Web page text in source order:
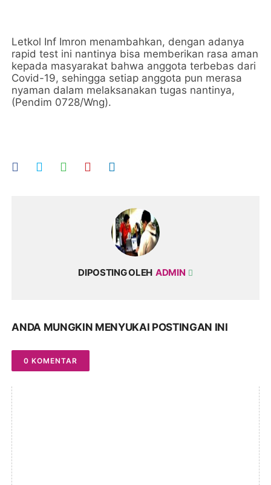
Letkol Inf Imron menambahkan, dengan adanya
rapid test ini nantinya bisa memberikan rasa aman
kepada masyarakat bahwa anggota terbebas dari
Covid-19, sehingga setiap anggota pun merasa
nyaman dalam melaksanakan tugas nantinya,
(Pendim 0728/Wng).
DIPOSTING OLEH ADMIN
ANDA MUNGKIN MENYUKAI POSTINGAN INI
0 KOMENTAR